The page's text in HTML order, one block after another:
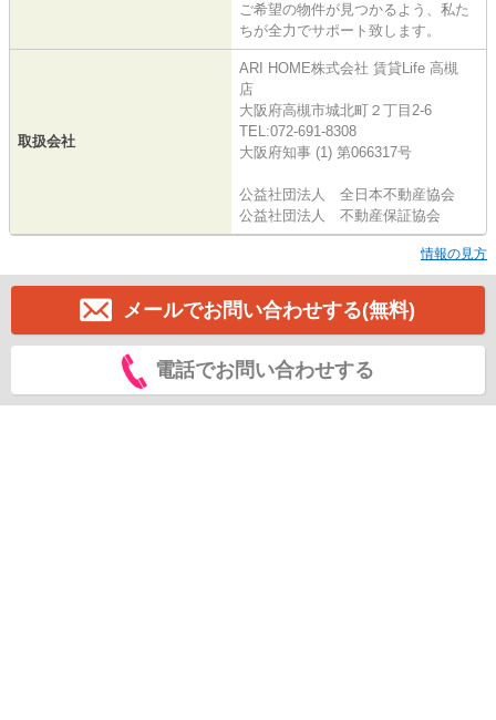
ご希望の物件が見つかるよう、私た
ちが全力でサポート致します。
取扱会社
ARI HOME株式会社 賃貸Life 高槻
店
大阪府高槻市城北町２丁目2-6
TEL:072-691-8308
大阪府知事 (1) 第066317号
公益社団法人 全日本不動産協会
公益社団法人 不動産保証協会
情報の見方
メールでお問い合わせする(無料)
電話でお問い合わせする